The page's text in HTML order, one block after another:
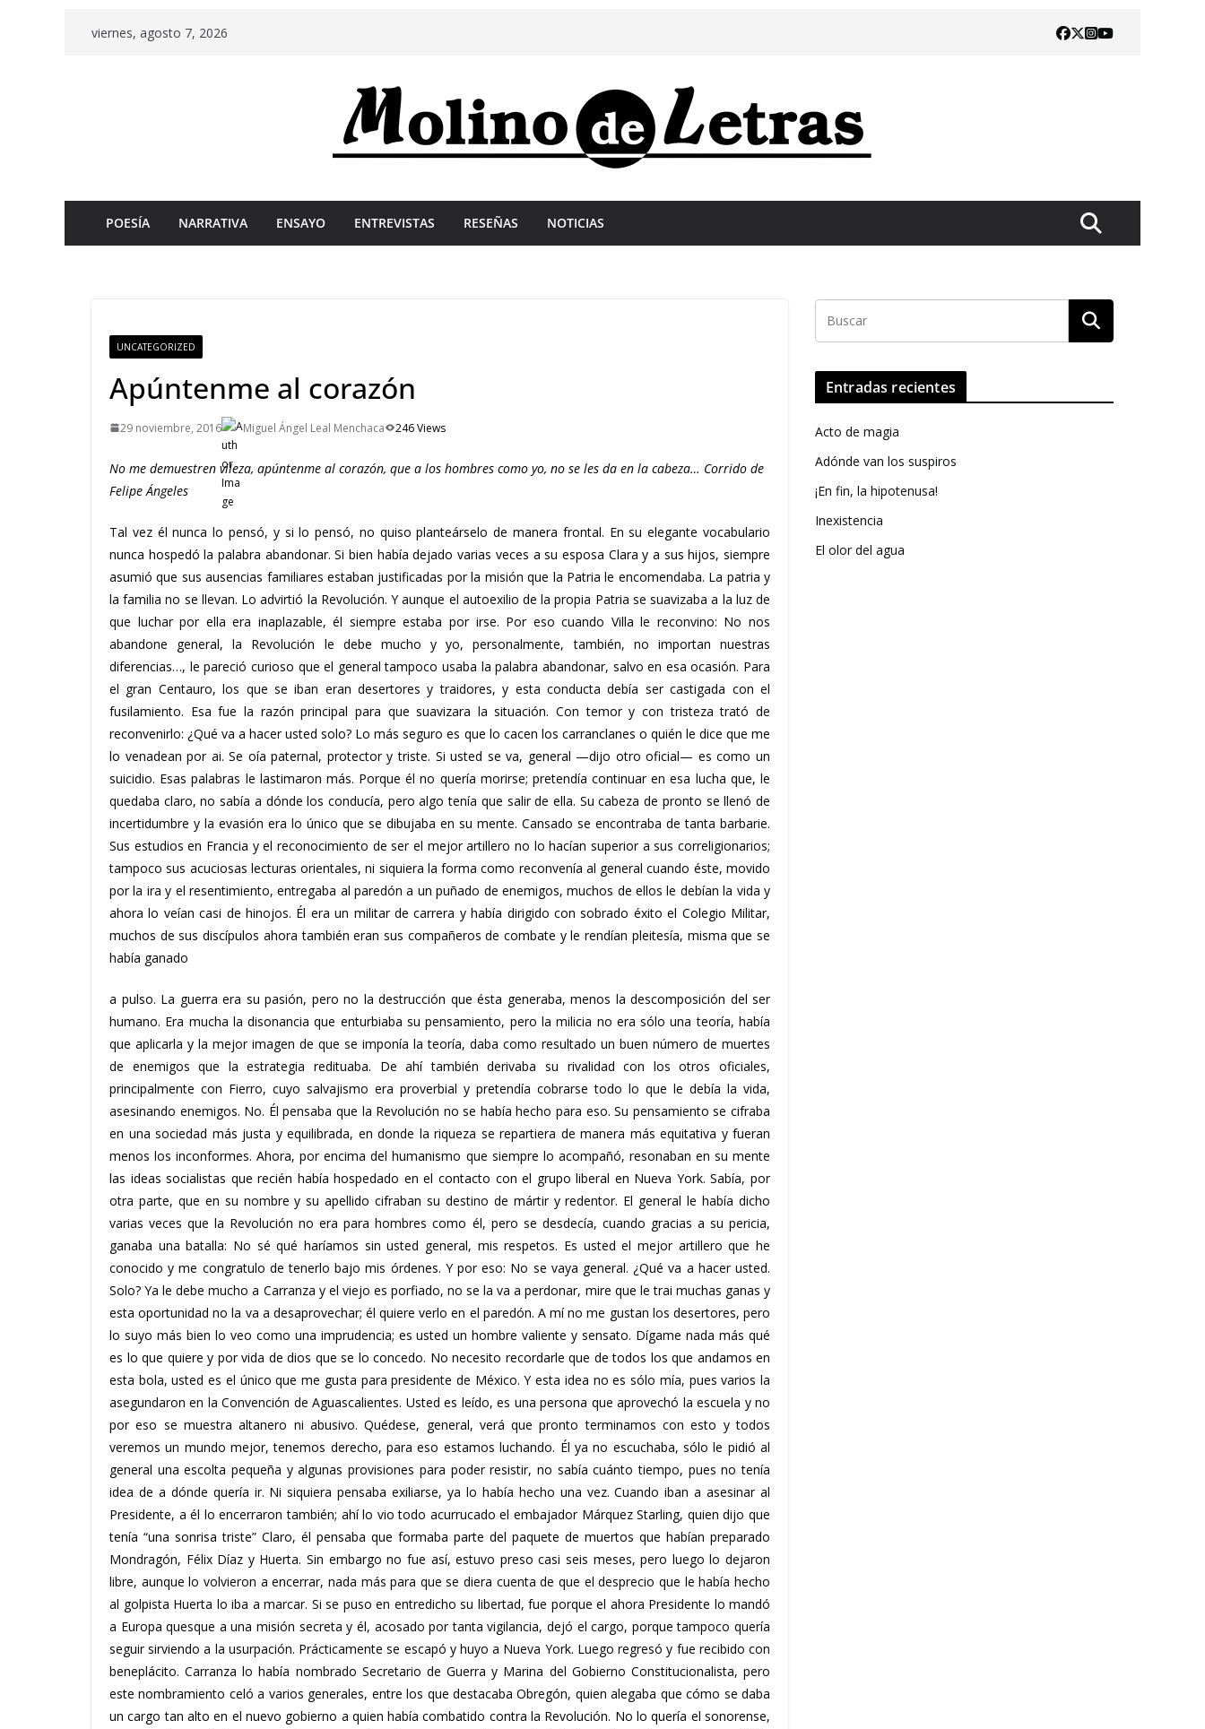
viernes, agosto 7, 2026
POESÍA NARRATIVA ENSAYO ENTREVISTAS RESEÑAS NOTICIAS
UNCATEGORIZED
Apúntenme al corazón
29 noviembre, 2016 Miguel Ángel Leal Menchaca 246 Views
No me demuestren vileza, apúntenme al corazón, que a los hombres como yo, no se les da en la cabeza… Corrido de
Felipe Ángeles
Tal vez él nunca lo pensó, y si lo pensó, no quiso planteárselo de manera frontal. En su elegante vocabulario
nunca hospedó la palabra abandonar. Si bien había dejado varias veces a su esposa Clara y a sus hijos, siempre
asumió que sus ausencias familiares estaban justificadas por la misión que la Patria le encomendaba. La patria y
la familia no se llevan. Lo advirtió la Revolución. Y aunque el autoexilio de la propia Patria se suavizaba a la luz de
que luchar por ella era inaplazable, él siempre estaba por irse. Por eso cuando Villa le reconvino: No nos
abandone general, la Revolución le debe mucho y yo, personalmente, también, no importan nuestras
diferencias…, le pareció curioso que el general tampoco usaba la palabra abandonar, salvo en esa ocasión. Para
el gran Centauro, los que se iban eran desertores y traidores, y esta conducta debía ser castigada con el
fusilamiento. Esa fue la razón principal para que suavizara la situación. Con temor y con tristeza trató de
reconvenirlo: ¿Qué va a hacer usted solo? Lo más seguro es que lo cacen los carranclanes o quién le dice que me
lo venadean por ai. Se oía paternal, protector y triste. Si usted se va, general —dijo otro oficial— es como un
suicidio. Esas palabras le lastimaron más. Porque él no quería morirse; pretendía continuar en esa lucha que, le
quedaba claro, no sabía a dónde los conducía, pero algo tenía que salir de ella. Su cabeza de pronto se llenó de
incertidumbre y la evasión era lo único que se dibujaba en su mente. Cansado se encontraba de tanta barbarie.
Sus estudios en Francia y el reconocimiento de ser el mejor artillero no lo hacían superior a sus correligionarios;
tampoco sus acuciosas lecturas orientales, ni siquiera la forma como reconvenía al general cuando éste, movido
por la ira y el resentimiento, entregaba al paredón a un puñado de enemigos, muchos de ellos le debían la vida y
ahora lo veían casi de hinojos. Él era un militar de carrera y había dirigido con sobrado éxito el Colegio Militar,
muchos de sus discípulos ahora también eran sus compañeros de combate y le rendían pleitesía, misma que se
había ganado
a pulso. La guerra era su pasión, pero no la destrucción que ésta generaba, menos la descomposición del ser
humano. Era mucha la disonancia que enturbiaba su pensamiento, pero la milicia no era sólo una teoría, había
que aplicarla y la mejor imagen de que se imponía la teoría, daba como resultado un buen número de muertes
de enemigos que la estrategia redituaba. De ahí también derivaba su rivalidad con los otros oficiales,
principalmente con Fierro, cuyo salvajismo era proverbial y pretendía cobrarse todo lo que le debía la vida,
asesinando enemigos. No. Él pensaba que la Revolución no se había hecho para eso. Su pensamiento se cifraba
en una sociedad más justa y equilibrada, en donde la riqueza se repartiera de manera más equitativa y fueran
menos los inconformes. Ahora, por encima del humanismo que siempre lo acompañó, resonaban en su mente
las ideas socialistas que recién había hospedado en el contacto con el grupo liberal en Nueva York. Sabía, por
otra parte, que en su nombre y su apellido cifraban su destino de mártir y redentor. El general le había dicho
varias veces que la Revolución no era para hombres como él, pero se desdecía, cuando gracias a su pericia,
ganaba una batalla: No sé qué haríamos sin usted general, mis respetos. Es usted el mejor artillero que he
conocido y me congratulo de tenerlo bajo mis órdenes. Y por eso: No se vaya general. ¿Qué va a hacer usted.
Solo? Ya le debe mucho a Carranza y el viejo es porfiado, no se la va a perdonar, mire que le trai muchas ganas y
esta oportunidad no la va a desaprovechar; él quiere verlo en el paredón. A mí no me gustan los desertores, pero
lo suyo más bien lo veo como una imprudencia; es usted un hombre valiente y sensato. Dígame nada más qué
es lo que quiere y por vida de dios que se lo concedo. No necesito recordarle que de todos los que andamos en
esta bola, usted es el único que me gusta para presidente de México. Y esta idea no es sólo mía, pues varios la
asegundaron en la Convención de Aguascalientes. Usted es leído, es una persona que aprovechó la escuela y no
por eso se muestra altanero ni abusivo. Quédese, general, verá que pronto terminamos con esto y todos
veremos un mundo mejor, tenemos derecho, para eso estamos luchando. Él ya no escuchaba, sólo le pidió al
general una escolta pequeña y algunas provisiones para poder resistir, no sabía cuánto tiempo, pues no tenía
idea de a dónde quería ir. Ni siquiera pensaba exiliarse, ya lo había hecho una vez. Cuando iban a asesinar al
Presidente, a él lo encerraron también; ahí lo vio todo acurrucado el embajador Márquez Starling, quien dijo que
tenía “una sonrisa triste” Claro, él pensaba que formaba parte del paquete de muertos que habían preparado
Mondragón, Félix Díaz y Huerta. Sin embargo no fue así, estuvo preso casi seis meses, pero luego lo dejaron
libre, aunque lo volvieron a encerrar, nada más para que se diera cuenta de que el desprecio que le había hecho
al golpista Huerta lo iba a marcar. Si se puso en entredicho su libertad, fue porque el ahora Presidente lo mandó
a Europa quesque a una misión secreta y él, acosado por tanta vigilancia, dejó el cargo, porque tampoco quería
seguir sirviendo a la usurpación. Prácticamente se escapó y huyo a Nueva York. Luego regresó y fue recibido con
beneplácito. Carranza lo había nombrado Secretario de Guerra y Marina del Gobierno Constitucionalista, pero
este nombramiento celó a varios generales, entre los que destacaba Obregón, quien alegaba que cómo se daba
un cargo tan alto en el nuevo gobierno a quien había combatido contra la Revolución. No lo quería el sonorense,
Entradas recientes
Acto de magia
Adónde van los suspiros
¡En fin, la hipotenusa!
Inexistencia
El olor del agua